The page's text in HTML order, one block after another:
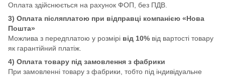
Оплата здійснюється на рахунок ФОП, без ПДВ.
3) Оплата післяплатою при відправці компанією «Нова
Пошта»
Можлива з передплатою у розмірі від 10% від вартості товару
як гарантійний платіж.
4) Оплата товару під замовлення з фабрики
При замовленні товару з фабрики, тобто під індивідуальне